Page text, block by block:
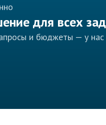
для всех
и бюджеты — у нас